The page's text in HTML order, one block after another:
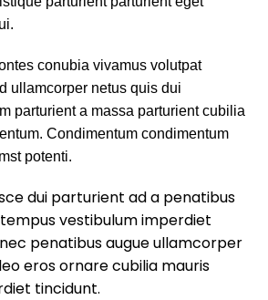
conubia vivamus volutpat
ullamcorper netus quis dui
parturient a massa parturient cubilia
Condimentum condimentum
potenti.
dui parturient ad a penatibus
vestibulum imperdiet
penatibus augue ullamcorper
eros ornare cubilia mauris
tincidunt.